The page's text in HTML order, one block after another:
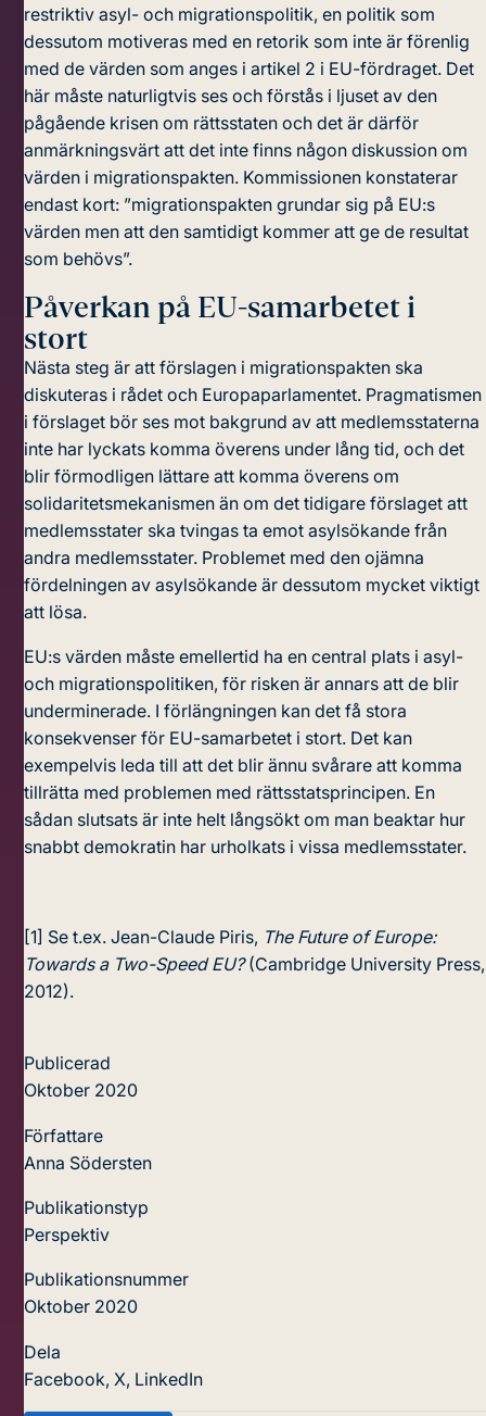
restriktiv asyl- och migrationspolitik, en politik som
dessutom motiveras med en retorik som inte är förenlig
med de värden som anges i artikel 2 i EU-fördraget. Det
här måste naturligtvis ses och förstås i ljuset av den
pågående krisen om rättsstaten och det är därför
anmärkningsvärt att det inte finns någon diskussion om
värden i migrationspakten. Kommissionen konstaterar
endast kort: ”migrationspakten grundar sig på EU:s
värden men att den samtidigt kommer att ge de resultat
som behövs”.
Påverkan på EU-samarbetet i
stort
Nästa steg är att förslagen i migrationspakten ska
diskuteras i rådet och Europaparlamentet. Pragmatismen
i förslaget bör ses mot bakgrund av att medlemsstaterna
inte har lyckats komma överens under lång tid, och det
blir förmodligen lättare att komma överens om
solidaritetsmekanismen än om det tidigare förslaget att
medlemsstater ska tvingas ta emot asylsökande från
andra medlemsstater. Problemet med den ojämna
fördelningen av asylsökande är dessutom mycket viktigt
att lösa.
EU:s värden måste emellertid ha en central plats i asyl-
och migrationspolitiken, för risken är annars att de blir
underminerade. I förlängningen kan det få stora
konsekvenser för EU-samarbetet i stort. Det kan
exempelvis leda till att det blir ännu svårare att komma
tillrätta med problemen med rättsstatsprincipen. En
sådan slutsats är inte helt långsökt om man beaktar hur
snabbt demokratin har urholkats i vissa medlemsstater.
[1] Se t.ex. Jean-Claude Piris, The Future of Europe:
Towards a Two-Speed EU?(Cambridge University Press,
2012).
Publicerad
Oktober 2020
Författare
Anna Södersten
Publikationstyp
Perspektiv
Publikationsnummer
Oktober 2020
Dela
Facebook, X, LinkedIn